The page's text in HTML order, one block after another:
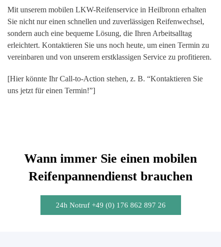
Mit unserem mobilen LKW-Reifenservice in Heilbronn erhalten
Sie nicht nur einen schnellen und zuverlässigen Reifenwechsel,
sondern auch eine bequeme Lösung, die Ihren Arbeitsalltag
erleichtert. Kontaktieren Sie uns noch heute, um einen Termin zu
vereinbaren und von unserem erstklassigen Service zu profitieren.
[Hier könnte Ihr Call-to-Action stehen, z. B. “Kontaktieren Sie
uns jetzt für einen Termin!”]
Wann immer Sie einen mobilen
Reifenpannendienst brauchen
24h Notruf +49 (0) 176 862 897 26